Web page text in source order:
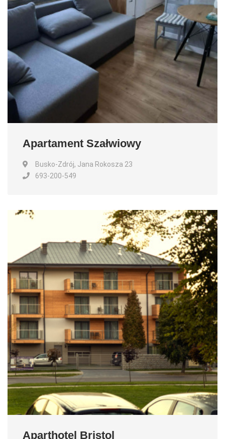
Apartament Szałwiowy
Busko-Zdrój, Jana Rokosza 23
693-200-549
Aparthotel Bristol